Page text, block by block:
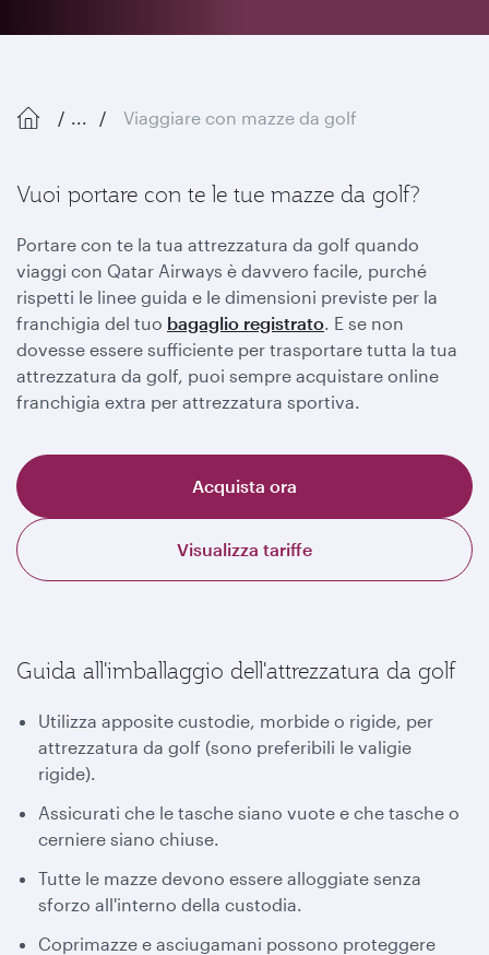
... Viaggiare con mazze da golf
Vuoi portare con te le tue mazze da golf?
Portare con te la tua attrezzatura da golf quando
viaggi con Qatar Airways è davvero facile, purché
rispetti le linee guida e le dimensioni previste per la
franchigia del tuo bagaglio registrato. E se non
dovesse essere sufficiente per trasportare tutta la tua
attrezzatura da golf, puoi sempre acquistare online
franchigia extra per attrezzatura sportiva.
Acquista ora
Visualizza tariffe
Guida all'imballaggio dell'attrezzatura da golf
Utilizza apposite custodie, morbide o rigide, per
attrezzatura da golf (sono preferibili le valigie
rigide).
Assicurati che le tasche siano vuote e che tasche o
cerniere siano chiuse.
Tutte le mazze devono essere alloggiate senza
sforzo all'interno della custodia.
Coprimazze e asciugamani possono proteggere